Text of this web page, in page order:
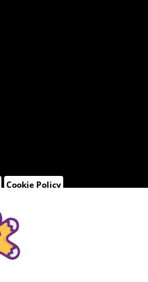
Cookie Policy